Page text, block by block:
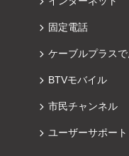
固定電話
ケーブルプラスで
BTVモバイル
市民チャンネル
ユーザーサポート